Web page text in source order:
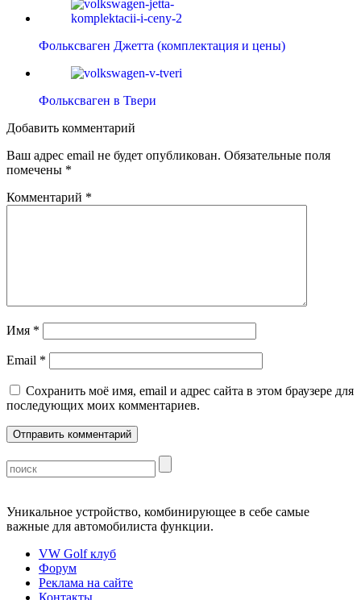
Фольксваген Джетта (комплектация и цены)
Фольксваген в Твери
Добавить комментарий
Ваш адрес email не будет опубликован. Обязательные поля
помечены *
Комментарий *
Имя *
Email *
Сохранить моё имя, email и адрес сайта в этом браузере для
последующих моих комментариев.
Уникальное устройство, комбинирующее в себе самые
важные для автомобилиста функции.
VW Golf клуб
Форум
Реклама на сайте